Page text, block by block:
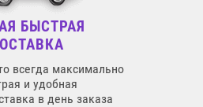
БЫСТРАЯ
всегда максимально
и удобная
в день заказа